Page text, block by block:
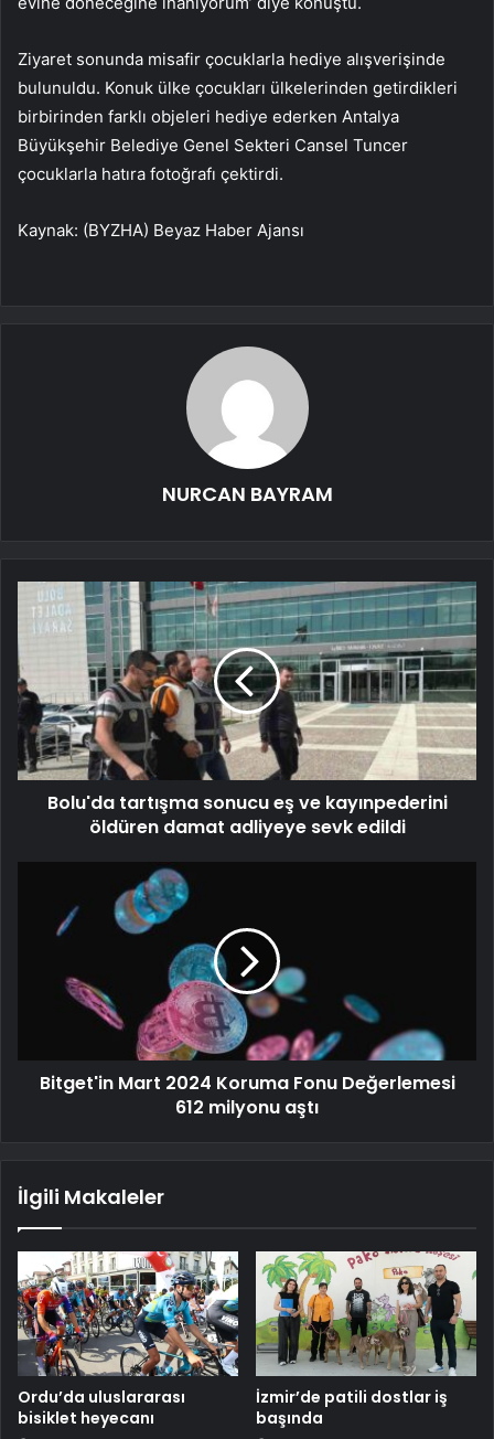
Ziyaret sonunda misafir çocuklarla hediye alışverişinde
bulunuldu. Konuk ülke çocukları ülkelerinden getirdikleri
birbirinden farklı objeleri hediye ederken Antalya
Büyükşehir Belediye Genel Sekteri Cansel Tuncer
çocuklarla hatıra fotoğrafı çektirdi.
Kaynak: (BYZHA) Beyaz Haber Ajansı
NURCAN BAYRAM
Bolu'da tartışma sonucu eş ve kayınpederini
öldüren damat adliyeye sevk edildi
Bitget'in Mart 2024 Koruma Fonu Değerlemesi
612 milyonu aştı
İlgili Makaleler
Ordu’da uluslararası
bisiklet heyecanı
İzmir’de patili dostlar iş
başında